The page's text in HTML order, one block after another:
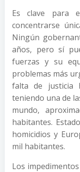
Es clave para
concentrarse
Ningún
años, pero sí
fuerzas y su
problemas más
falta de justicia
teniendo una de
mundo,
habitantes.
homicidios y
mil habitantes.
Los